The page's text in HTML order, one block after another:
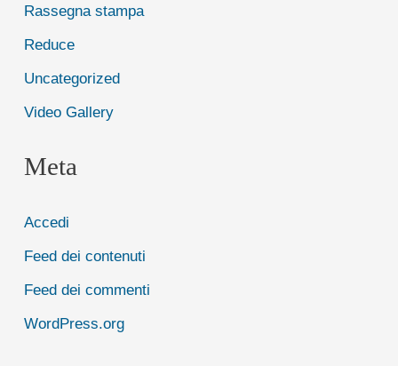
Rassegna stampa
Reduce
Uncategorized
Video Gallery
Meta
Accedi
Feed dei contenuti
Feed dei commenti
WordPress.org